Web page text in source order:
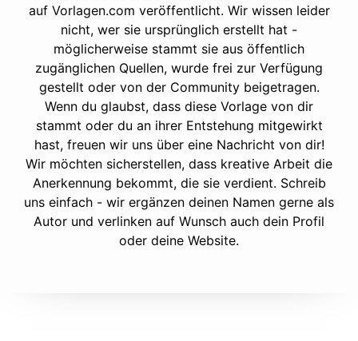
auf Vorlagen.com veröffentlicht. Wir wissen leider
nicht, wer sie ursprünglich erstellt hat -
möglicherweise stammt sie aus öffentlich
zugänglichen Quellen, wurde frei zur Verfügung
gestellt oder von der Community beigetragen.
Wenn du glaubst, dass diese Vorlage von dir
stammt oder du an ihrer Entstehung mitgewirkt
hast, freuen wir uns über eine Nachricht von dir!
Wir möchten sicherstellen, dass kreative Arbeit die
Anerkennung bekommt, die sie verdient. Schreib
uns einfach - wir ergänzen deinen Namen gerne als
Autor und verlinken auf Wunsch auch dein Profil
oder deine Website.